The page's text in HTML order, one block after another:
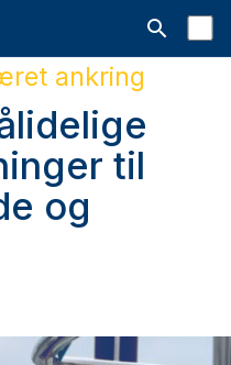
Åbn
ankring
til
og